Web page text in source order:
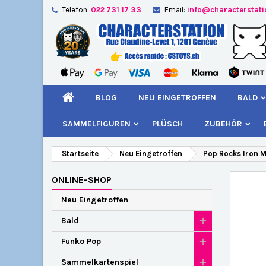
Telefon: 022 731 17 33 Email:
BLOG NEU EINGETROFFEN BALD
SAMMELFIGUREN PLÜSCH ZUBEHÖR
Startseite Neu Eingetroffen Pop Rocks Iron
ONLINE-SHOP
Neu Eingetroffen
Bald
Funko Pop
Sammelkartenspiel